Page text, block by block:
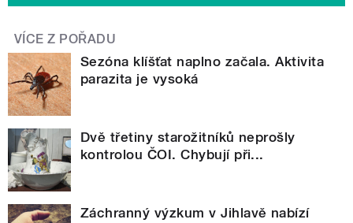
VÍCE Z POŘADU
Sezóna klíšťat naplno začala. Aktivita
parazita je vysoká
Dvě třetiny starožitníků neprošly
kontrolou ČOI. Chybují při...
Záchranný výzkum v Jihlavě nabízí